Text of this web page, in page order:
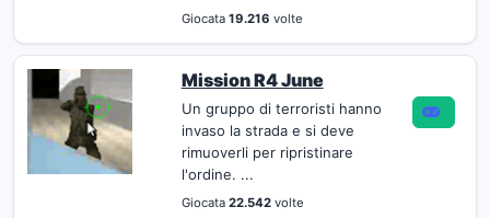
Giocata 19.216 volte
Mission R4 June
Un gruppo di terroristi hanno
invaso la strada e si deve
rimuoverli per ripristinare
l'ordine. ...
Giocata 22.542volte